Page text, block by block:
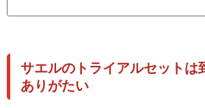
サエルのトライアルセットは
ありがたい